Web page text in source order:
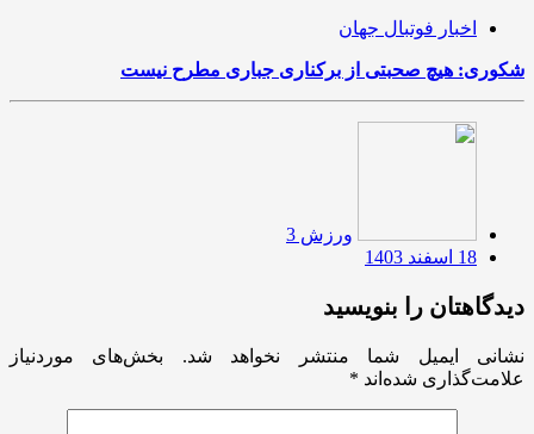
اخبار فوتبال جهان
شکوری: هیچ صحبتی از برکناری جباری مطرح نیست
ورزش 3
18 اسفند 1403
دیدگاهتان را بنویسید
نشانی ایمیل شما منتشر نخواهد شد.
بخش‌های موردنیاز
علامت‌گذاری شده‌اند *